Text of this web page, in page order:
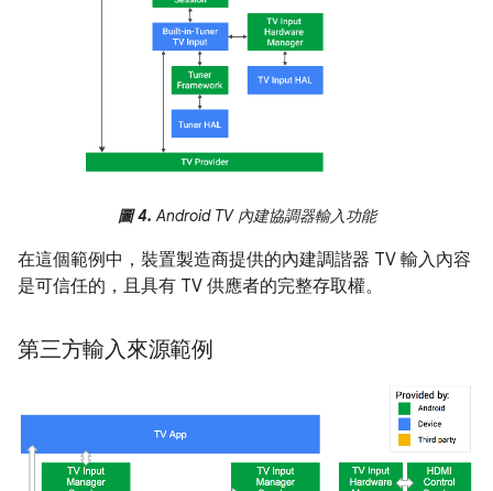
圖 4. Android TV 內建協調器輸入功能
在這個範例中，裝置製造商提供的內建調諧器 TV 輸入內容
是可信任的，且具有 TV 供應者的完整存取權。
第三方輸入來源範例